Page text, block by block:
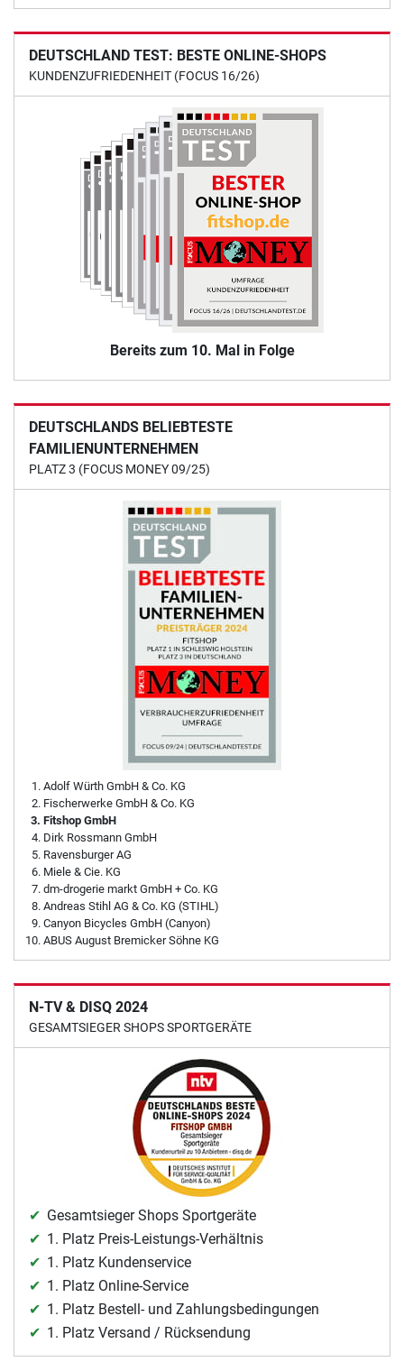
DEUTSCHLAND TEST: BESTE ONLINE-SHOPS
KUNDENZUFRIEDENHEIT (FOCUS 16/26)
Bereits zum 10. Mal in Folge
DEUTSCHLANDS BELIEBTESTE
FAMILIENUNTERNEHMEN
PLATZ 3 (FOCUS MONEY 09/25)
Adolf Würth GmbH & Co. KG
Fischerwerke GmbH & Co. KG
Fitshop GmbH
Dirk Rossmann GmbH
Ravensburger AG
Miele & Cie. KG
dm-drogerie markt GmbH + Co. KG
Andreas Stihl AG & Co. KG (STIHL)
Canyon Bicycles GmbH (Canyon)
ABUS August Bremicker Söhne KG
N-TV & DISQ 2024
GESAMTSIEGER SHOPS SPORTGERÄTE
Gesamtsieger Shops Sportgeräte
1. Platz Preis-Leistungs-Verhältnis
1. Platz Kundenservice
1. Platz Online-Service
1. Platz Bestell- und Zahlungsbedingungen
1. Platz Versand / Rücksendung